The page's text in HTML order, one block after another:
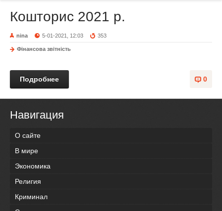
Кошторис 2021 р.
nina 5-01-2021, 12:03 353
Фінансова звітність
0
Подробнее
Навигация
О сайте
В мире
Экономика
Религия
Криминал